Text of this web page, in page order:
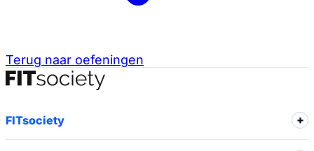
Terug naar oefeningen
FITsociety